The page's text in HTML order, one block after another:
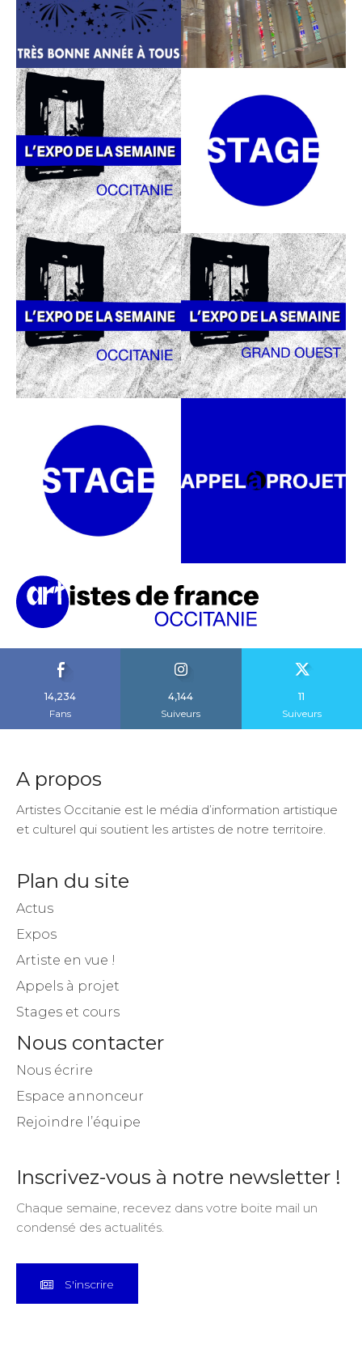
14,234
Fans
4,144
Suiveurs
11
Suiveurs
A propos
Artistes Occitanie est le média d’information artistique
et culturel qui soutient les artistes de notre territoire.
Plan du site
Actus
Expos
Artiste en vue !
Appels à projet
Stages et cours
Nous contacter
Nous écrire
Espace annonceur
Rejoindre l’équipe
Inscrivez-vous à notre newsletter !
Chaque semaine, recevez dans votre boite mail un
condensé des actualités.
S'inscrire